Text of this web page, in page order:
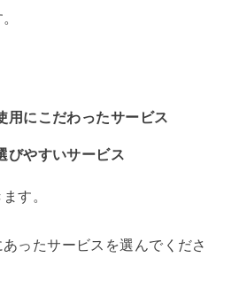
用にこだわったサービス
びやすいサービス
す。
ったサービスを選んでくださ